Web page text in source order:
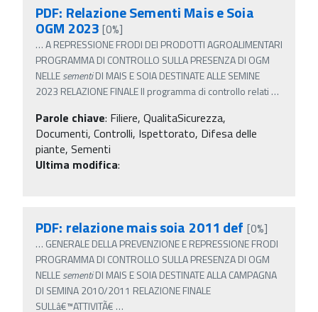
PDF: Relazione Sementi Mais e Soia
OGM 2023 [0%]
…A REPRESSIONE FRODI DEI PRODOTTI AGROALIMENTARI
PROGRAMMA DI CONTROLLO SULLA PRESENZA DI OGM
NELLEsementiDI MAIS E SOIA DESTINATE ALLE SEMINE
2023 RELAZIONE FINALE Il programma di controllo relati …
Parole chiave: Filiere, QualitaSicurezza,
Documenti, Controlli, Ispettorato, Difesa delle
piante, Sementi
Ultima modifica:
PDF: relazione mais soia 2011 def [0%]
… GENERALE DELLA PREVENZIONE E REPRESSIONE FRODI
PROGRAMMA DI CONTROLLO SULLA PRESENZA DI OGM
NELLEsementiDI MAIS E SOIA DESTINATE ALLA CAMPAGNA
DI SEMINA 2010/2011 RELAZIONE FINALE
SULLâ€™ATTIVITÃ€ …